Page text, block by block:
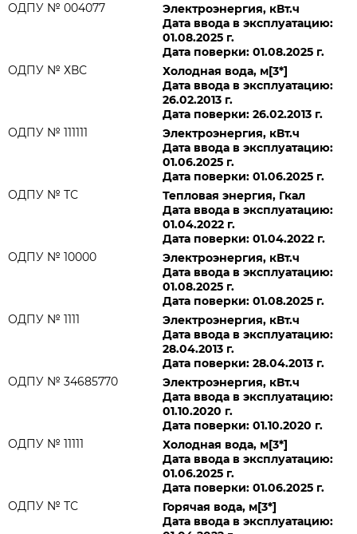
ОДПУ № 004077
Электроэнергия, кВт.ч
Дата ввода в эксплуатацию:
01.08.2025 г.
Дата поверки: 01.08.2025 г.
ОДПУ № ХВС
Холодная вода, м[3*]
Дата ввода в эксплуатацию:
26.02.2013 г.
Дата поверки: 26.02.2013 г.
ОДПУ № 111111
Электроэнергия, кВт.ч
Дата ввода в эксплуатацию:
01.06.2025 г.
Дата поверки: 01.06.2025 г.
ОДПУ № ТС
Тепловая энергия, Гкал
Дата ввода в эксплуатацию:
01.04.2022 г.
Дата поверки: 01.04.2022 г.
ОДПУ № 10000
Электроэнергия, кВт.ч
Дата ввода в эксплуатацию:
01.08.2025 г.
Дата поверки: 01.08.2025 г.
ОДПУ № 1111
Электроэнергия, кВт.ч
Дата ввода в эксплуатацию:
28.04.2013 г.
Дата поверки: 28.04.2013 г.
ОДПУ № 34685770
Электроэнергия, кВт.ч
Дата ввода в эксплуатацию:
01.10.2020 г.
Дата поверки: 01.10.2020 г.
ОДПУ № 11111
Холодная вода, м[3*]
Дата ввода в эксплуатацию:
01.06.2025 г.
Дата поверки: 01.06.2025 г.
ОДПУ № ТС
Горячая вода, м[3*]
Дата ввода в эксплуатацию: